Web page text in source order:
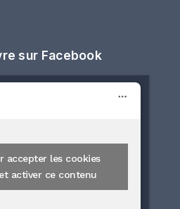
sur Facebook
accepter les cookies
activer ce contenu